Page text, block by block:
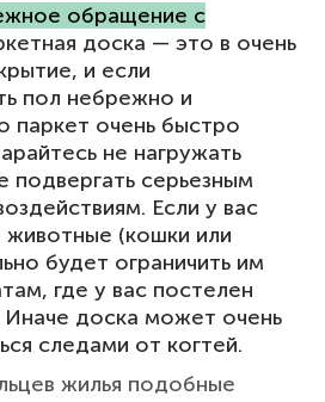
обращение с
доска — это в очень
и если
пол небрежно и
паркет очень быстро
не нагружать
подвергать серьезным
Если у вас
(кошки или
будет ограничить им
где у вас постелен
Иначе доска может очень
следами от когтей.
жилья подобные